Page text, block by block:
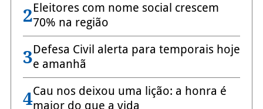
2Eleitores com nome social crescem
70% na região
3Defesa Civil alerta para temporais hoje
e amanhã
4Cau nos deixou uma lição: a honra é
maior do que a vida